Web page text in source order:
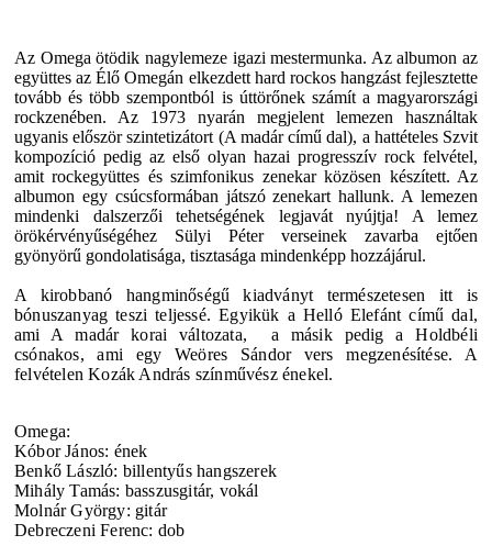
Az Omega ötödik nagylemeze igazi mestermunka. Az albumon az
együttes az Élő Omegán elkezdett hard rockos hangzást fejlesztette
tovább és több szempontból is úttörőnek számít a magyarországi
rockzenében. Az 1973 nyarán megjelent lemezen használtak
ugyanis először szintetizátort (A madár című dal), a hattételes Szvit
kompozíció pedig az első olyan hazai progresszív rock felvétel,
amit rockegyüttes és szimfonikus zenekar közösen készített. Az
albumon egy csúcsformában játszó zenekart hallunk. A lemezen
mindenki dalszerzői tehetségének legjavát nyújtja! A lemez
örökérvényűségéhez Sülyi Péter verseinek zavarba ejtően
gyönyörű gondolatisága, tisztasága mindenképp hozzájárul.
A kirobbanó hangminőségű kiadványt természetesen itt is
bónuszanyag teszi teljessé. Egyikük a Helló Elefánt című dal,
ami A madár korai változata, a másik pedig a Holdbéli
csónakos, ami egy Weöres Sándor vers megzenésítése. A
felvételen Kozák András színművész énekel.
Omega:
Kóbor János: ének
Benkő László: billentyűs hangszerek
Mihály Tamás: basszusgitár, vokál
Molnár György: gitár
Debreczeni Ferenc: dob